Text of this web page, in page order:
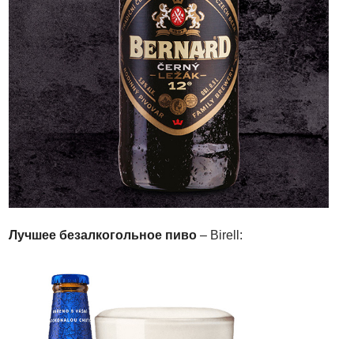
Лучшее безалкогольное пиво – Birell: